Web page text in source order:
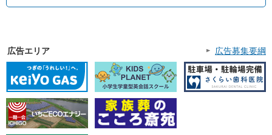
広告エリア 広告募集要綱